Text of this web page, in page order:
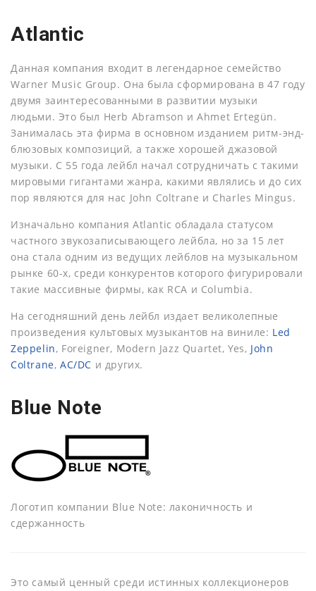
Atlantic
Данная компания входит в легендарное семейство
Warner Music Group. Она была сформирована в 47 году
двумя заинтересованными в развитии музыки
людьми. Это был Herb Abramson и Ahmet Ertegün.
Занималась эта фирма в основном изданием ритм-энд-
блюзовых композиций, а также хорошей джазовой
музыки. С 55 года лейбл начал сотрудничать с такими
мировыми гигантами жанра, какими являлись и до сих
пор являются для нас John Coltrane и Charles Mingus.
Изначально компания Atlantic обладала статусом
частного звукозаписывающего лейбла, но за 15 лет
она стала одним из ведущих лейблов на музыкальном
рынке 60-х, среди конкурентов которого фигурировали
такие массивные фирмы, как RCA и Columbia.
На сегодняшний день лейбл издает великолепные
произведения культовых музыкантов на виниле: Led
Zeppelin, Foreigner, Modern Jazz Quartet, Yes, John
Coltrane,AC/DC и других.
Blue Note
Логотип компании Blue Note: лаконичность и
сдержанность
Это самый ценный среди истинных коллекционеров